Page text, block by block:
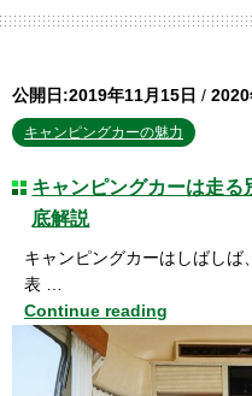
公開日:2019年11月15日 /
キャンピングカーの魅力
キャンピングカーは走
底解説
キャンピングカーはしばしば
表 …
Continue reading